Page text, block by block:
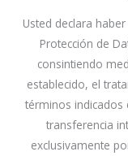
Usted declara
Protección de
consintiendo
establecido, el
términos indicados
transferencia
exclusivamente